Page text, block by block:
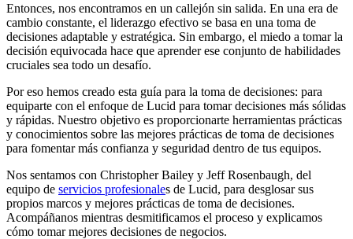
Entonces, nos encontramos en un callejón sin salida. En una era de
cambio constante, el liderazgo efectivo se basa en una toma de
decisiones adaptable y estratégica. Sin embargo, el miedo a tomar la
decisión equivocada hace que aprender ese conjunto de habilidades
cruciales sea todo un desafío.
Por eso hemos creado esta guía para la toma de decisiones: para
equiparte con el enfoque de Lucid para tomar decisiones más sólidas
y rápidas. Nuestro objetivo es proporcionarte herramientas prácticas
y conocimientos sobre las mejores prácticas de toma de decisiones
para fomentar más confianza y seguridad dentro de tus equipos.
Nos sentamos con Christopher Bailey y Jeff Rosenbaugh, del
equipo de servicios profesionales de Lucid, para desglosar sus
propios marcos y mejores prácticas de toma de decisiones.
Acompáñanos mientras desmitificamos el proceso y explicamos
cómo tomar mejores decisiones de negocios.